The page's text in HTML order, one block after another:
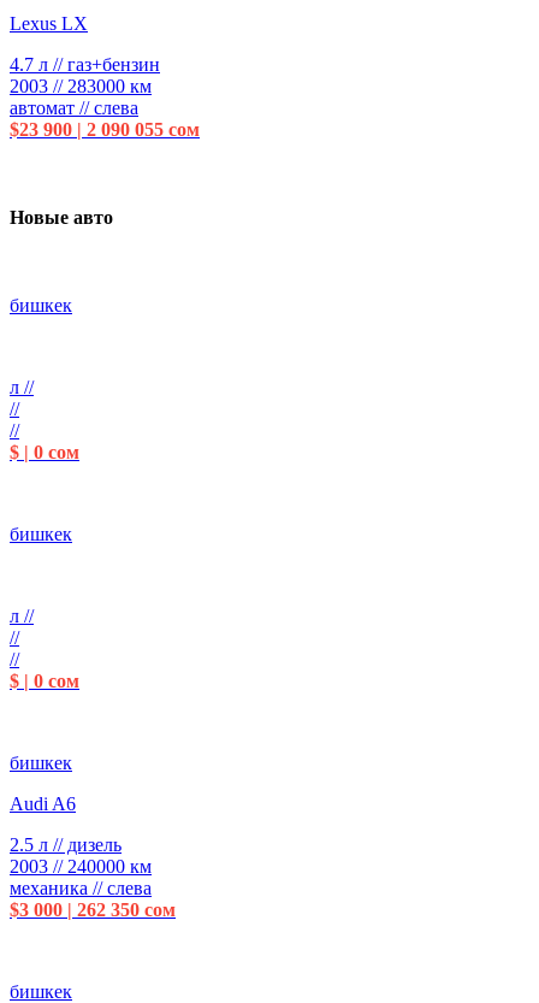
Lexus LX
4.7 л // газ+бензин
2003 // 283000 км
автомат // слева
$23 900 | 2 090 055 сом
Новые авто
бишкек
л //
//
//
$ | 0 сом
бишкек
л //
//
//
$ | 0 сом
бишкек
Audi A6
2.5 л // дизель
2003 // 240000 км
механика // слева
$3 000 | 262 350 сом
бишкек